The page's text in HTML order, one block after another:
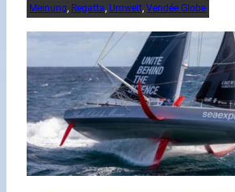
Meinung, Regatta, Umwelt, Vendée Globe